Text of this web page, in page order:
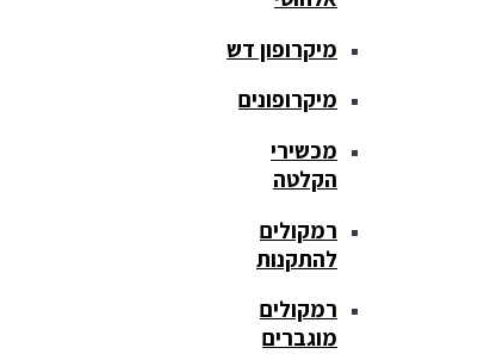
מיקרופון דש
מיקרופונים
מכשירי
הקלטה
רמקולים
להתקנות
רמקולים
מוגברים